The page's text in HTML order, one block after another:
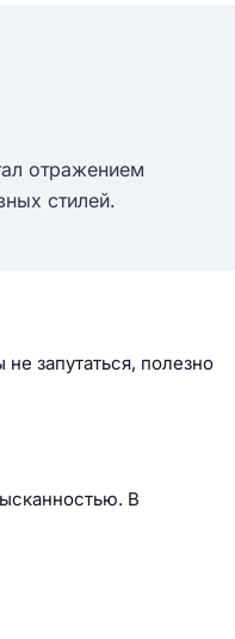
отражением
стилей.
запутаться, полезно
В